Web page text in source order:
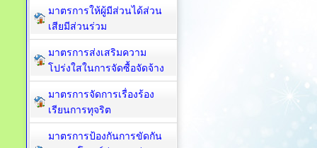
มาตรการให้ผู้มีส่วนได้ส่วน
เสียมีส่วนร่วม
มาตรการส่งเสริมความ
โปร่งใสในการจัดซื้อจัดจ้าง
มาตรการจัดการเรื่องร้อง
เรียนการทุจริต
มาตรการป้องกันการขัดกัน